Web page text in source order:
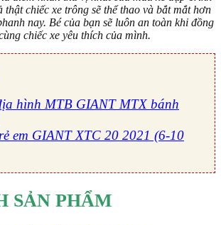
thật chiếc xe trông sẽ thể thao và bắt mắt hơn
nay. Bé của bạn sẽ luôn an toàn khi đồng
chiếc xe yêu thích của mình.
hình MTB GIANT MTX bánh
em GIANT XTC 20 2021 (6-10
SẢN PHẨM